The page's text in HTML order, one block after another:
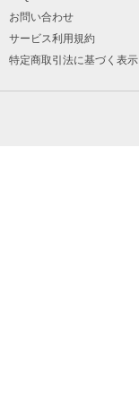
お問い合わせ
サービス利用規約
特定商取引法に基づく表示